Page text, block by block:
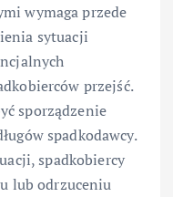
wymaga przede
sytuacji
przejść.
sporządzenie
spadkodawcy.
spadkobiercy
lub odrzuceniu